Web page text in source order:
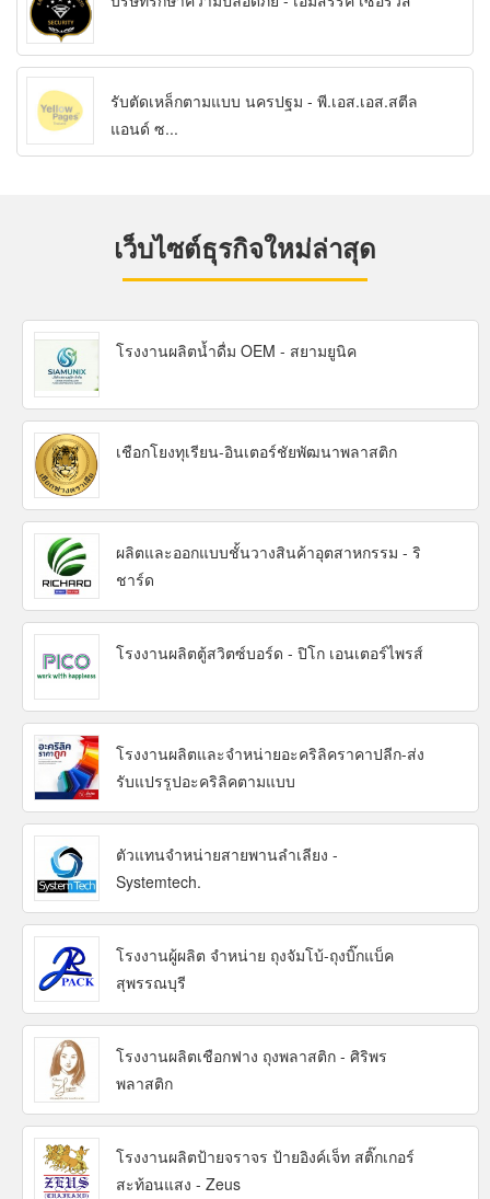
รับตัดเหล็กตามแบบ นครปฐม - พี.เอส.เอส.สตีล
แอนด์ ซ...
เว็บไซต์ธุรกิจใหม่ล่าสุด
โรงงานผลิตน้ำดื่ม OEM - สยามยูนิค
เชือกโยงทุเรียน-อินเตอร์ชัยพัฒนาพลาสติก
ผลิตและออกแบบชั้นวางสินค้าอุตสาหกรรม - ริ
ชาร์ด
โรงงานผลิตตู้สวิตซ์บอร์ด - ปิโก เอนเตอร์ไพรส์
โรงงานผลิตและจำหน่ายอะคริลิคราคาปลีก-ส่ง
รับแปรรูปอะคริลิคตามแบบ
ตัวแทนจำหน่ายสายพานลำเลียง -
Systemtech.
โรงงานผู้ผลิต จำหน่าย ถุงจัมโบ้-ถุงบิ๊กแบ็ค
สุพรรณบุรี
โรงงานผลิตเชือกฟาง ถุงพลาสติก - ศิริพร
พลาสติก
โรงงานผลิตป้ายจราจร ป้ายอิงค์เจ็ท สติ๊กเกอร์
สะท้อนแสง - Zeus